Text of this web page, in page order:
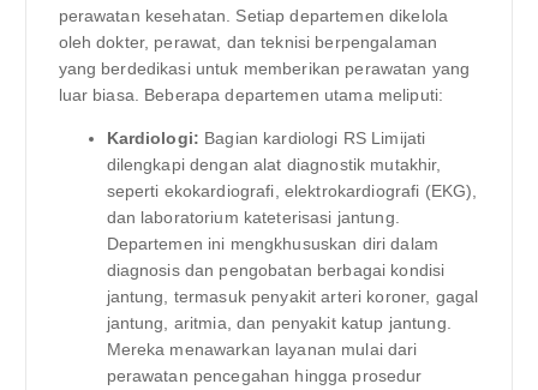
perawatan kesehatan. Setiap departemen dikelola
oleh dokter, perawat, dan teknisi berpengalaman
yang berdedikasi untuk memberikan perawatan yang
luar biasa. Beberapa departemen utama meliputi:
Kardiologi: Bagian kardiologi RS Limijati
dilengkapi dengan alat diagnostik mutakhir,
seperti ekokardiografi, elektrokardiografi (EKG),
dan laboratorium kateterisasi jantung.
Departemen ini mengkhususkan diri dalam
diagnosis dan pengobatan berbagai kondisi
jantung, termasuk penyakit arteri koroner, gagal
jantung, aritmia, dan penyakit katup jantung.
Mereka menawarkan layanan mulai dari
perawatan pencegahan hingga prosedur